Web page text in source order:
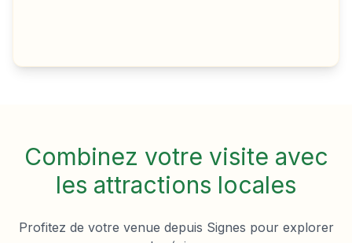
Combinez votre visite avec
les attractions locales
Profitez de votre venue depuis Signes pour explorer